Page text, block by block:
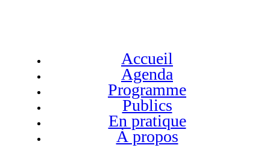
Accueil
Agenda
Programme
Publics
En pratique
À propos